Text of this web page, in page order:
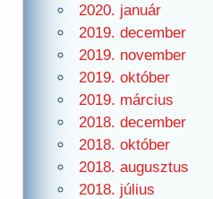
2020. január
2019. december
2019. november
2019. október
2019. március
2018. december
2018. október
2018. augusztus
2018. július